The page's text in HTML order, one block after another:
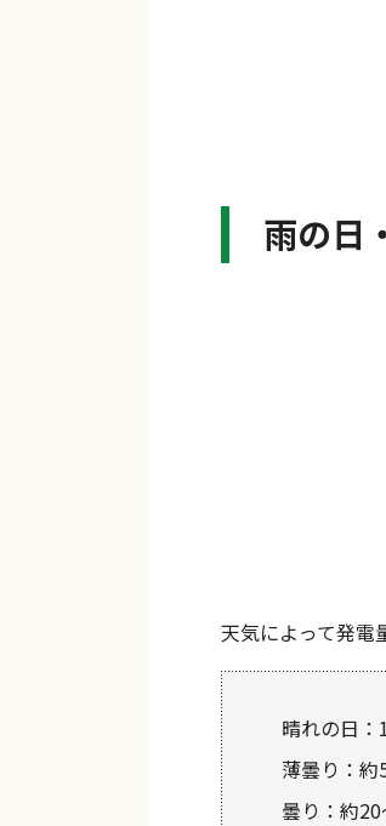
雨の日
天気によって発電
晴れの日：
薄曇り：約
曇り：約